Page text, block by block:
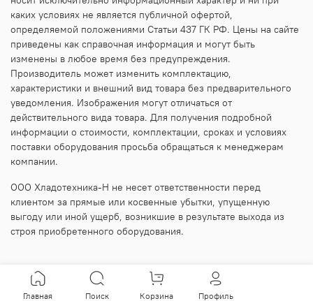
каких условиях не является публичной офертой,
определяемой положениями Статьи 437 ГК РФ. Цены на сайте
приведены как справочная информация и могут быть
изменены в любое время без предупреждения.
Производитель может изменить комплектацию,
характеристики и внешний вид товара без предварительного
уведомления. Изображения могут отличаться от
действительного вида товара. Для получения подробной
информации о стоимости, комплектации, сроках и условиях
поставки оборудования просьба обращаться к менеджерам
компании.
ООО Хладотехника-Н не несет ответственности перед
клиентом за прямые или косвенные убытки, упущенную
выгоду или иной ущерб, возникшие в результате выхода из
строя приобретенного оборудования.
Главная Поиск Корзина Профиль